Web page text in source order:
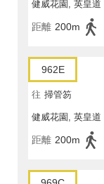
健威花園, 英皇道
距離 200m
962E
往 掃管笏
健威花園, 英皇道
距離 200m